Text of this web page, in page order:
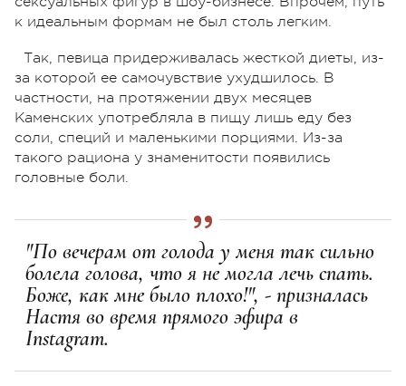
к идеальным формам не был столь легким.
Так, певица придерживалась жесткой диеты, из-
за которой ее самочувствие ухудшилось. В
частности, на протяжении двух месяцев
Каменских употребляла в пищу лишь еду без
соли, специй и маленькими порциями. Из-за
такого рациона у знаменитости появились
головные боли.
"По вечерам от голода у меня так сильно
болела голова, что я не могла лечь спать.
Боже, как мне было плохо!", - призналась
Настя во время прямого эфира в
Instagram.